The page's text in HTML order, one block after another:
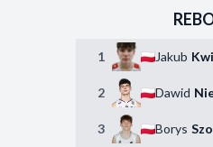
1 Jakub
2 Dawid
3 Borys